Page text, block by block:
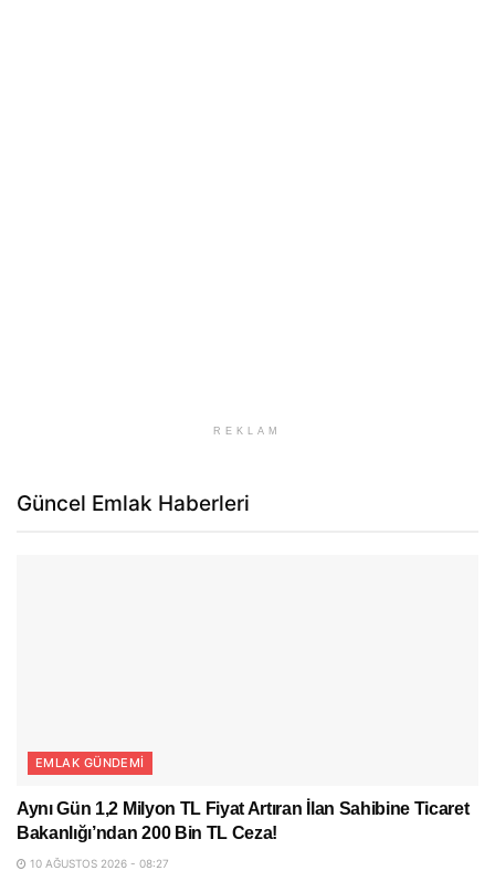
REKLAM
Güncel Emlak Haberleri
EMLAK GÜNDEMI
Aynı Gün 1,2 Milyon TL Fiyat Artıran İlan Sahibine Ticaret
Bakanlığı’ndan 200 Bin TL Ceza!
10 AĞUSTOS 2026 - 08:27